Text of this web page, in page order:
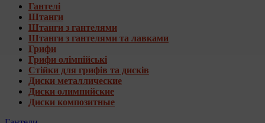
Гантелі
Штанги
Штанги з гантелями
Штанги з гантелями та лавками
Грифи
Грифи олімпійські
Стійки для грифів та дисків
Диски металлические
Диски олимпийские
Диски композитные